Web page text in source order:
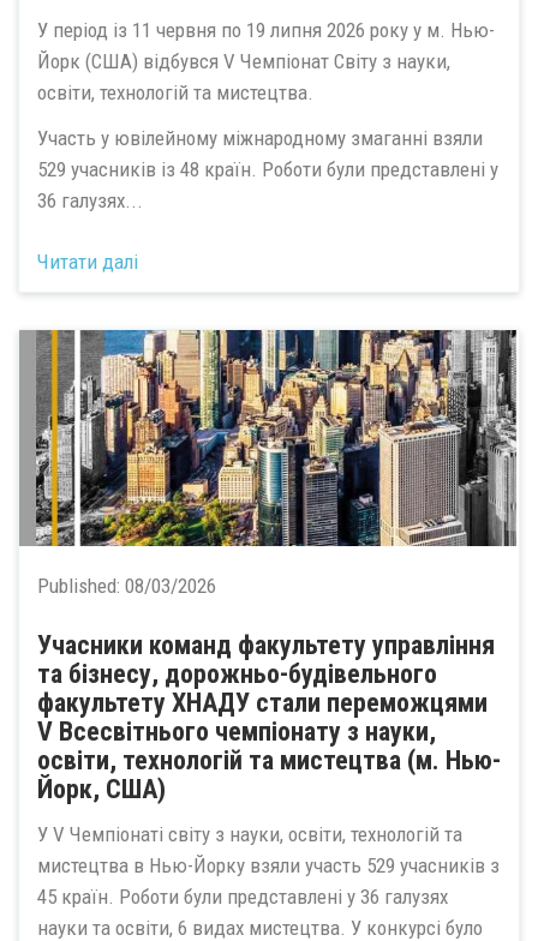
У період із 11 червня по 19 липня 2026 року у м. Нью-
Йорк (США) відбувся V Чемпіонат Світу з науки,
освіти, технологій та мистецтва.
Участь у ювілейному міжнародному змаганні взяли
529 учасників із 48 країн. Роботи були представлені у
36 галузях...
Читати далі
Published: 08/03/2026
Учасники команд факультету управління
та бізнесу, дорожньо-будівельного
факультету ХНАДУ стали переможцями
V Всесвітнього чемпіонату з науки,
освіти, технологій та мистецтва (м. Нью-
Йорк, США)
У V Чемпіонаті світу з науки, освіти, технологій та
мистецтва в Нью-Йорку взяли участь 529 учасників з
45 країн. Роботи були представлені у 36 галузях
науки та освіти, 6 видах мистецтва. У конкурсі було